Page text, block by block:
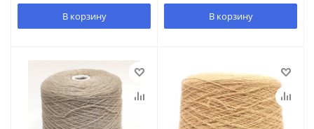
В корзину В корзину